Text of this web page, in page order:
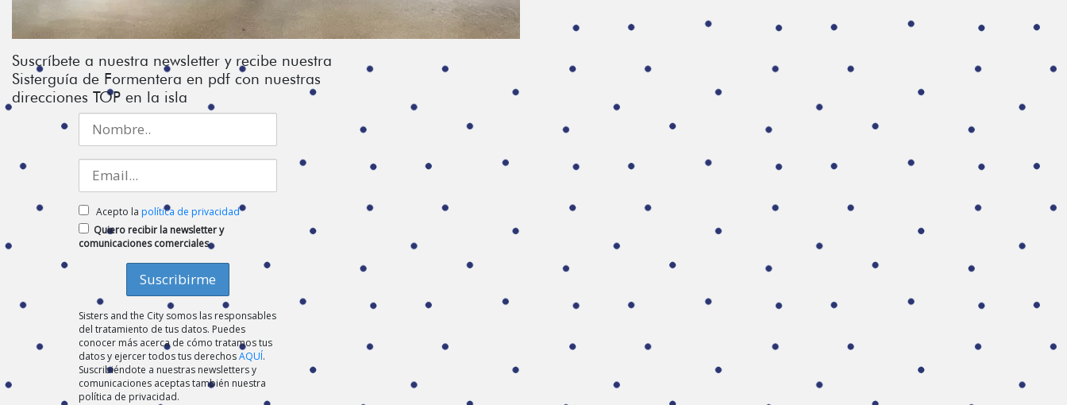
Suscríbete a nuestra newsletter y recibe nuestra
Sisterguía de Formentera en pdf con nuestras
direcciones TOP en la isla
Acepto la política de privacidad
Quiero recibir la newsletter y
comunicaciones comerciales
Sisters and the City somos las responsables
del tratamiento de tus datos. Puedes
conocer más acerca de cómo tratamos tus
datos y ejercer todos tus derechosAQUÍ.
Suscribiéndote a nuestras newsletters y
comunicaciones aceptas también nuestra
política de privacidad.